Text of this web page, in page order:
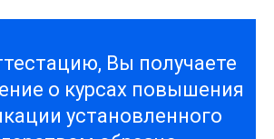
Вы получаете
о курсах повышения
установленного